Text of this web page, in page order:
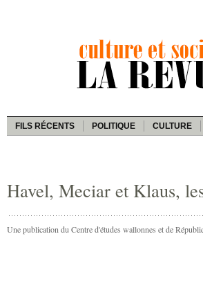
FILS RÉCENTS POLITIQUE CULTURE
Havel, Meciar et Klaus,
Une publication du Centre d'études wallonnes et de